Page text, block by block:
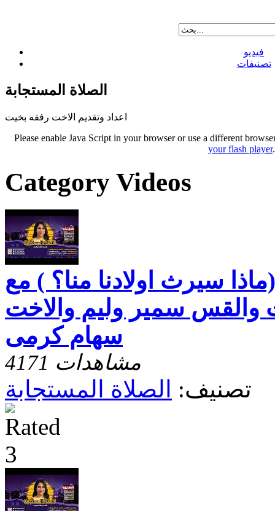
فيديو
تصنيفات
الصلاة المستجابة
اعداد وتقديم الاخت رفقه بخيت
Please enable Java Script in your browser or use a different
your flash player.
Category Videos
سيرث اولادنا منا؟ ) مع
والقس سمير وليم والاخت
سهام كرمى
4171 مشاهدات
تصنيف: الصلاة المستجابة